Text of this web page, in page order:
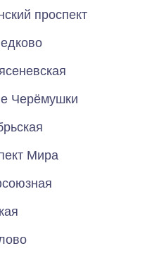
проспект
Черёмушки
Мира